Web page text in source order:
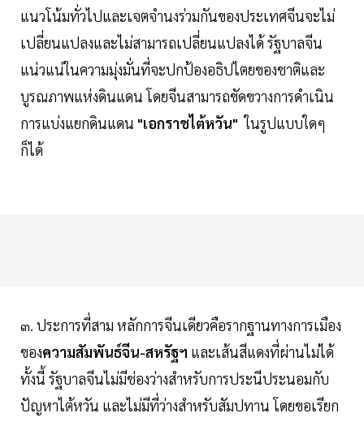
แนวโน้มทั่วไปและเจตจำนงร่วมกันของประเทศจีนจะไม่
เปลี่ยนแปลงและไม่สามารถเปลี่ยนแปลงได้ รัฐบาลจีน
แน่วแน่ในความมุ่งมั่นที่จะปกป้องอธิปไตยของชาติและ
บูรณภาพแห่งดินแดน โดยจีนสามารถขัดขวางการดำเนิน
การแบ่งแยกดินแดน "เอกราชไต้หวัน" ในรูปแบบใดๆ
ก็ได้
๓. ประการที่สาม หลักการจีนเดียวคือรากฐานทางการเมือง
ของความสัมพันธ์จีน-สหรัฐฯ และเส้นสีแดงที่ผ่านไม่ได้
ทั้งนี้ รัฐบาลจีนไม่มีช่องว่างสำหรับการประนีประนอมกับ
ปัญหาไต้หวัน และไม่มีที่ว่างสำหรับสัมปทาน โดยขอเรียก